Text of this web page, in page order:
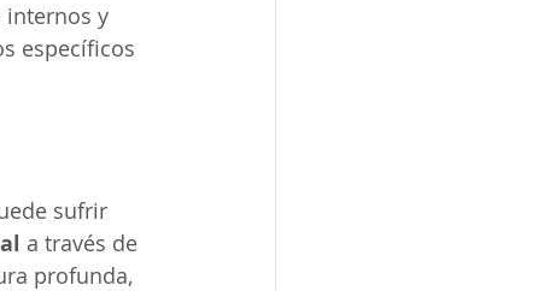
internos y
específicos
sufrir
a través de
profunda,